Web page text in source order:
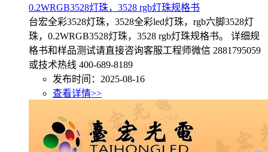
0.2WRGB3528灯珠，3528 rgb灯珠规格书
台宏全彩3528灯珠，3528全彩led灯珠，rgb六脚3528灯
珠，0.2WRGB3528灯珠，3528 rgb灯珠规格书。 详细规
格书和样品测试请直接咨询客服工程师微信 2881795059
或技术热线 400-689-8189
发布时间：2025-08-16
查看详情>>